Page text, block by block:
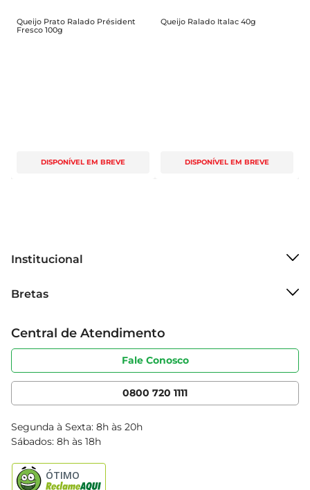
Queijo Prato Ralado Président
Fresco 100g
DISPONÍVEL EM BREVE
Queijo Ralado Italac 40g
DISPONÍVEL EM BREVE
Institucional
Grupo Cencosud
Sobre privacidade
Portal do fornecedor
Cencosud Media
Bretas
Produtos Bretas
Código de ética
Serviços
Clube Bretas
Blog Bretas
Black Friday
Central de Atendimento
Fale Conosco
0800 720 1111
Segunda à Sexta: 8h às 20h
Sábados: 8h às 18h